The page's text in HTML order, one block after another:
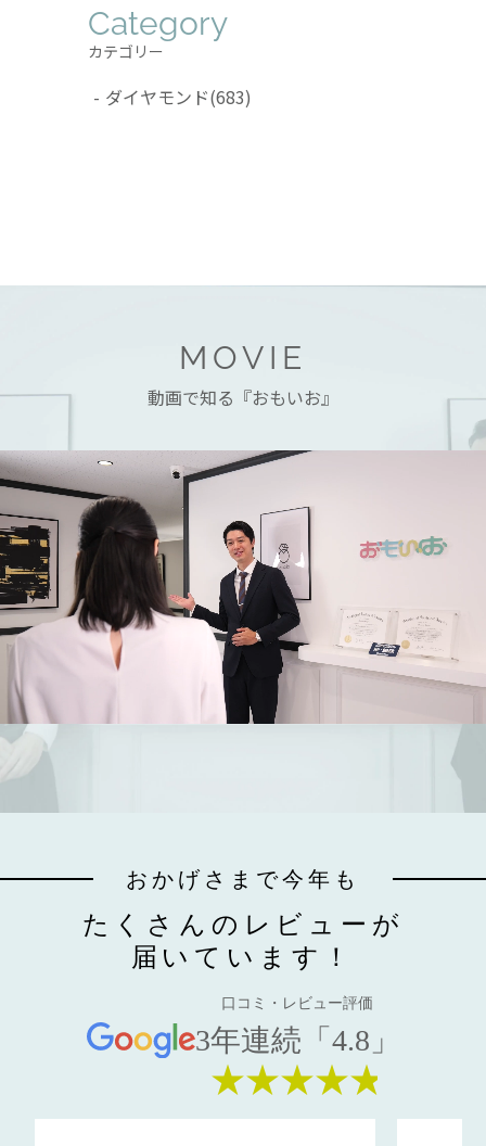
Category
カテゴリー
ダイヤモンド(683)
MOVIE
動画で知る『おもいお』
おかげさまで今年も
たくさんのレビューが
届いています！
口コミ・レビュー評価
3年連続「4.8」
★★★★★